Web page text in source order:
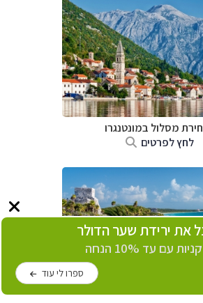
מסלול במונטנגרו
לחץ לפרטים
את ירידת שער הדולר
עם עד 10% הנחה
ספרו לי עוד